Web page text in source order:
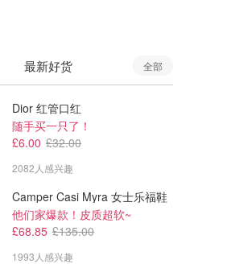
最新好货 全部
Dior 红管口红
随手买一只了！
£6.00 £32.00
2082人感兴趣
Camper Casi Myra 女士乐福鞋
他们家爆款！皮质超软~
£68.85 £135.00
1993人感兴趣